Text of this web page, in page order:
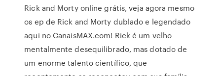
Rick and Morty online grátis, veja agora mesmo
os ep de Rick and Morty dublado e legendado
aqui no CanaisMAX.com! Rick é um velho
mentalmente desequilibrado, mas dotado de
um enorme talento científico, que